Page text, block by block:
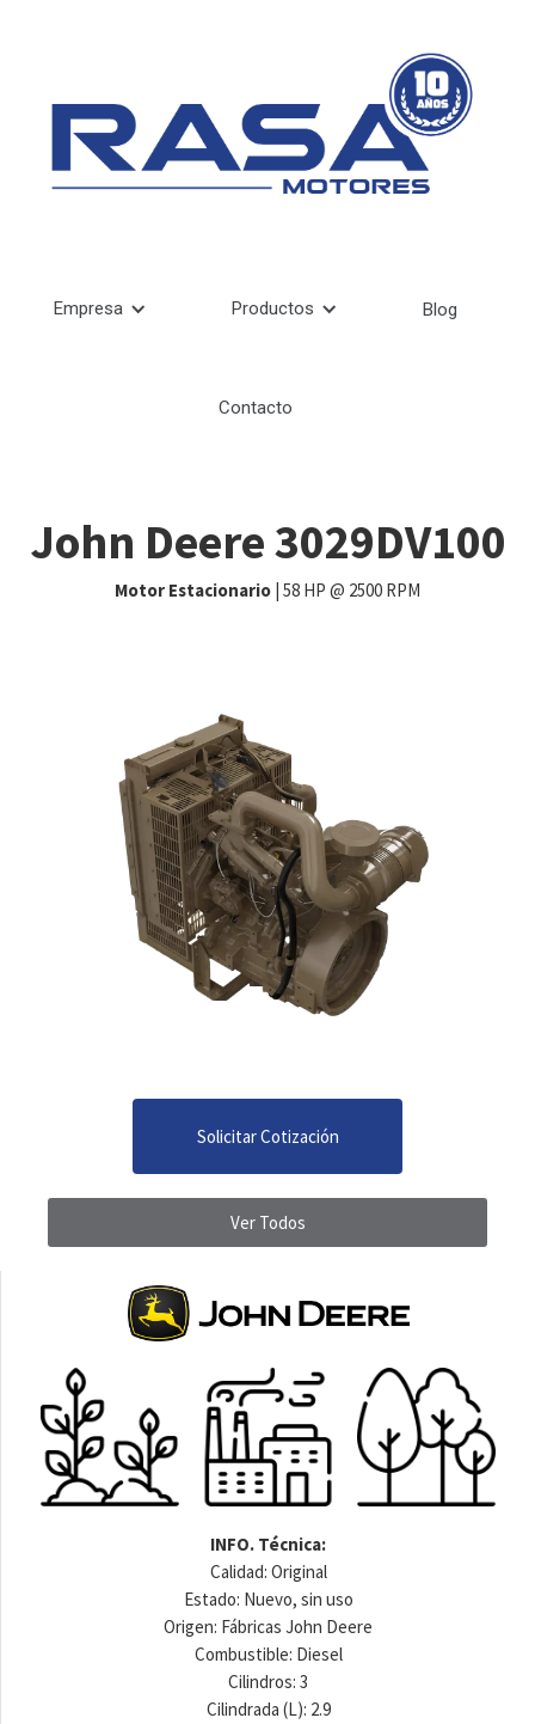
Empresa Productos Blog
Contacto
John Deere 3029DV100
Motor Estacionario | 58 HP @ 2500 RPM
Solicitar Cotización
Ver Todos
INFO. Técnica:
Calidad: Original
Estado: Nuevo, sin uso
Origen: Fábricas John Deere
‍Combustible: Diesel
Cilindros: 3
Cilindrada (L): 2.9